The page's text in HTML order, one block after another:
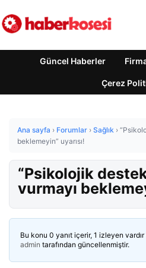
Güncel Haberler
Çerez
Ana sayfa › Forumlar › Sağlık ›
beklemeyin” uyarısı!
“Psikolojik
vurmayı
Bu konu 0 yanıt içerir, 1 izleyen
admin tarafından güncellenmiştir.